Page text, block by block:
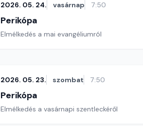
2026. 05. 24. vasárnap 7:50
Perikópa
Elmélkedés a mai evangéliumról
2026. 05. 23. szombat 7:50
Perikópa
Elmélkedés a vasárnapi szentleckéről